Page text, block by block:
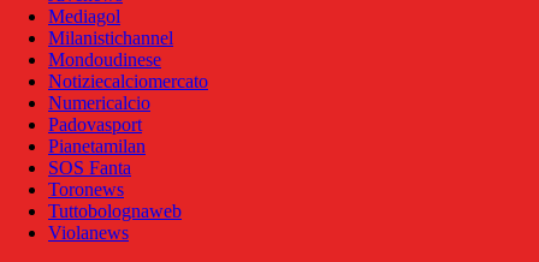
Mediagol
Milanistichannel
Mondoudinese
Notiziecalciomercato
Numericalcio
Padovasport
Pianetamilan
SOS Fanta
Toronews
Tuttobolognaweb
Violanews